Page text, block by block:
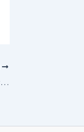
Россия. Преподаватели университета им. Губкина получили премии от компании РИТЭК